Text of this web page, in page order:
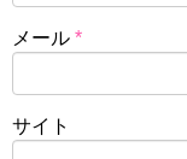
メール *
サイト